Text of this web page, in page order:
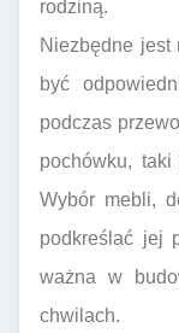
rodziną.
Niezbędne jest
być
podczas
pochówku, taki
Wybór mebli,
podkreślać jej
ważna w
chwilach.